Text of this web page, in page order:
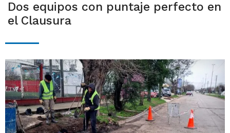
Dos equipos con puntaje perfecto en
el Clausura